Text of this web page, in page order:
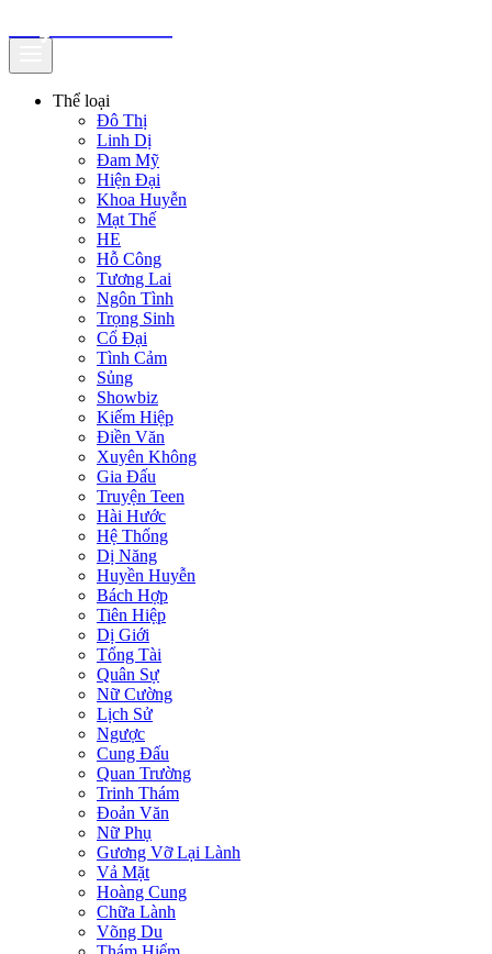
Thể loại
Đô Thị
Linh Dị
Đam Mỹ
Hiện Đại
Khoa Huyễn
Mạt Thế
HE
Hỗ Công
Tương Lai
Ngôn Tình
Trọng Sinh
Cổ Đại
Tình Cảm
Sủng
Showbiz
Kiếm Hiệp
Điền Văn
Xuyên Không
Gia Đấu
Truyện Teen
Hài Hước
Hệ Thống
Dị Năng
Huyền Huyễn
Bách Hợp
Tiên Hiệp
Dị Giới
Tổng Tài
Quân Sự
Nữ Cường
Lịch Sử
Ngược
Cung Đấu
Quan Trường
Trinh Thám
Đoản Văn
Nữ Phụ
Gương Vỡ Lại Lành
Vả Mặt
Hoàng Cung
Chữa Lành
Võng Du